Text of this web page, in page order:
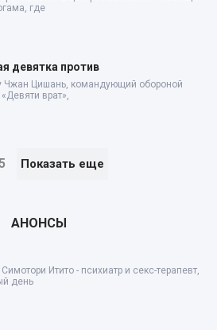
где
девятка против
Чжан Цишань, командующий обороной
врат»,
Показать еще
АНОНСЫ
Итито - психиатр и секс-терапевт,
день